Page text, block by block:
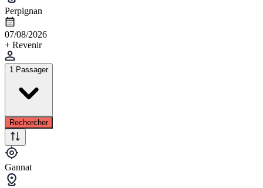
Perpignan
07/08/2026
+ Revenir
1 Passager
Rechercher
Gannat